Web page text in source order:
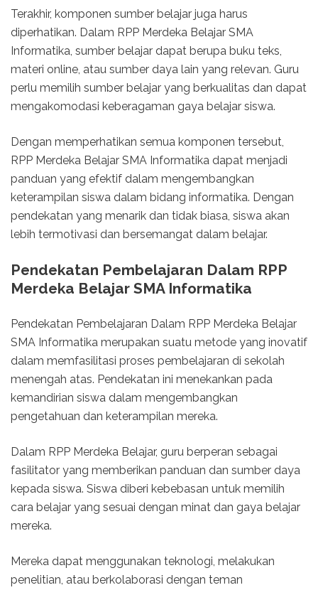
Terakhir, komponen sumber belajar juga harus
diperhatikan. Dalam RPP Merdeka Belajar SMA
Informatika, sumber belajar dapat berupa buku teks,
materi online, atau sumber daya lain yang relevan. Guru
perlu memilih sumber belajar yang berkualitas dan dapat
mengakomodasi keberagaman gaya belajar siswa.
Dengan memperhatikan semua komponen tersebut,
RPP Merdeka Belajar SMA Informatika dapat menjadi
panduan yang efektif dalam mengembangkan
keterampilan siswa dalam bidang informatika. Dengan
pendekatan yang menarik dan tidak biasa, siswa akan
lebih termotivasi dan bersemangat dalam belajar.
Pendekatan Pembelajaran Dalam RPP
Merdeka Belajar SMA Informatika
Pendekatan Pembelajaran Dalam RPP Merdeka Belajar
SMA Informatika merupakan suatu metode yang inovatif
dalam memfasilitasi proses pembelajaran di sekolah
menengah atas. Pendekatan ini menekankan pada
kemandirian siswa dalam mengembangkan
pengetahuan dan keterampilan mereka.
Dalam RPP Merdeka Belajar, guru berperan sebagai
fasilitator yang memberikan panduan dan sumber daya
kepada siswa. Siswa diberi kebebasan untuk memilih
cara belajar yang sesuai dengan minat dan gaya belajar
mereka.
Mereka dapat menggunakan teknologi, melakukan
penelitian, atau berkolaborasi dengan teman